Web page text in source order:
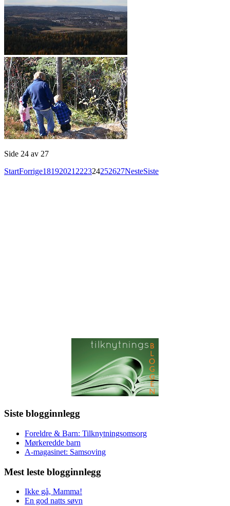
Side 24 av 27
StartForrige18192021222324252627NesteSiste
Siste blogginnlegg
Foreldre & Barn: Tilknytningsomsorg
Mørkeredde barn
A-magasinet: Samsoving
Mest leste blogginnlegg
Ikke gå, Mamma!
En god natts søvn